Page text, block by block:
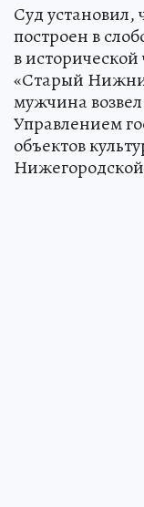
Суд
построен в
в исторической
«Старый
мужчина
Управлением
объектов